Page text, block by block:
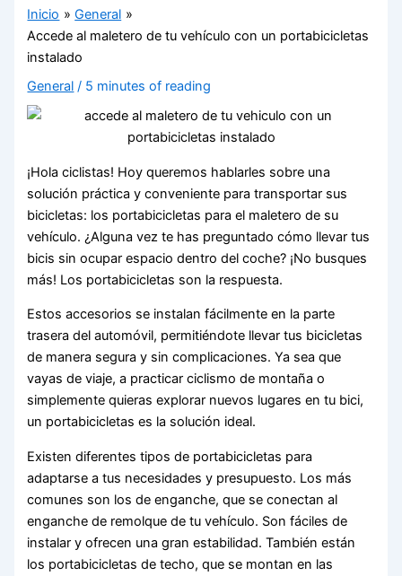
Inicio
General
Accede al maletero de tu vehículo con un portabicicletas
instalado
General / 5 minutes of reading
¡Hola ciclistas! Hoy queremos hablarles sobre una
solución práctica y conveniente para transportar sus
bicicletas: los portabicicletas para el maletero de su
vehículo. ¿Alguna vez te has preguntado cómo llevar tus
bicis sin ocupar espacio dentro del coche? ¡No busques
más! Los portabicicletas son la respuesta.
Estos accesorios se instalan fácilmente en la parte
trasera del automóvil, permitiéndote llevar tus bicicletas
de manera segura y sin complicaciones. Ya sea que
vayas de viaje, a practicar ciclismo de montaña o
simplemente quieras explorar nuevos lugares en tu bici,
un portabicicletas es la solución ideal.
Existen diferentes tipos de portabicicletas para
adaptarse a tus necesidades y presupuesto. Los más
comunes son los de enganche, que se conectan al
enganche de remolque de tu vehículo. Son fáciles de
instalar y ofrecen una gran estabilidad. También están
los portabicicletas de techo, que se montan en las